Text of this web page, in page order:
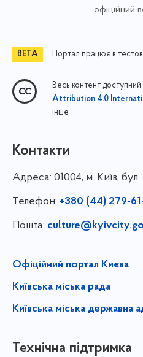
офіційний
Портал працює в
Весь контент доступний
Attribution 4.0
інше
Контакти
Адреса: 01004, м. Київ,
Телефон: +380 (44) 279-
Пошта:
Офіційний портал Києва
Київська міська рада
Київська міська державна
Технічна підтримка